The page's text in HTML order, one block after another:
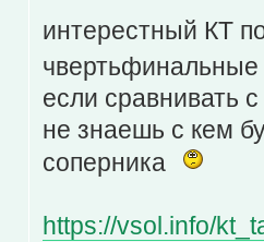
интерестный КТ
если сравнивать
не знаешь с кем
соперника
https://vsol.info/